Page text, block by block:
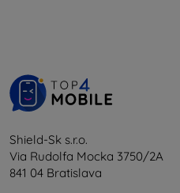
Shield-Sk s.r.o.
Via Rudolfa Mocka 3750/2A
841 04 Bratislava